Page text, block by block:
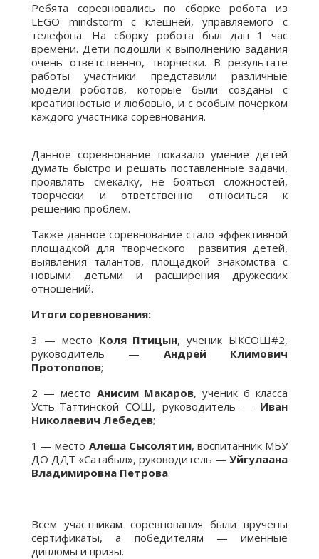
Ребята соревновались по сборке робота из
LEGO mindstorm с клешней, управляемого с
телефона. На сборку робота был дан 1 час
времени. Дети подошли к выполнению задания
очень ответственно, творчески. В результате
работы участники представили различные
модели роботов, которые были созданы с
креативностью и любовью, и с особым почерком
каждого участника соревнования.
Данное соревнование показало умение детей
думать быстро и решать поставленные задачи,
проявлять смекалку, не бояться сложностей,
творчески и ответственно относиться к
решению проблем.
Также данное соревнование стало эффективной
площадкой для творческого развития детей,
выявления талантов, площадкой знакомства с
новыми детьми и расширения дружеских
отношений.
Итоги соревнования:
3 — место Коля Птицын, ученик ЫКСОШ#2,
руководитель — Андрей Климович
Протопопов;
2 — место Анисим Макаров, ученик 6 класса
Усть-Таттинской СОШ, руководитель — Иван
Николаевич Лебедев;
1 — место Алеша Сысолятин, воспитанник МБУ
ДО ДДТ «Сатабыл», руководитель — Уйгулаана
Владимировна Петрова.
Всем участникам соревнования были вручены
сертификаты, а победителям — именные
дипломы и призы.